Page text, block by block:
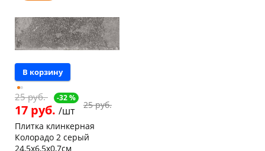
В корзину
25 руб. -32 %
17 руб. /шт
25 руб.
Плитка клинкерная
Колорадо 2 серый
24,5х6,5х0,7см